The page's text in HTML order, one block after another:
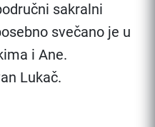
sakralni
svečano je u
i Ane.
Lukač.